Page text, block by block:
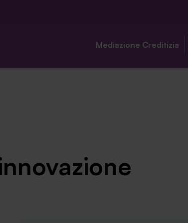
Mediazione Creditizia